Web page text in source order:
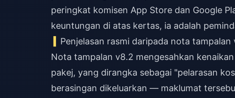
peringkat komisen App Store dan Google
keuntungan di atas kertas, ia adalah
Penjelasan rasmi daripada nota tampalan
Nota tampalan v8.2 mengesahkan
pakej, yang dirangka sebagai "pelarasan
berasingan dikeluarkan — maklumat